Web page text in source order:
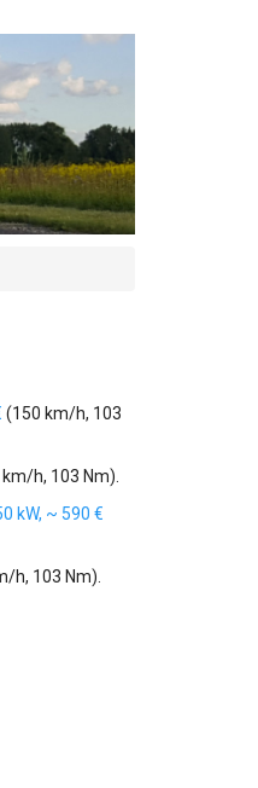
(150 km/h, 103
h, 103 Nm).
kW, ~ 590 €
h, 103 Nm).